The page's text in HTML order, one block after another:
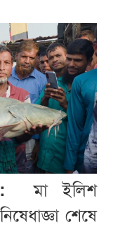
মা ইলিশ
শেষে